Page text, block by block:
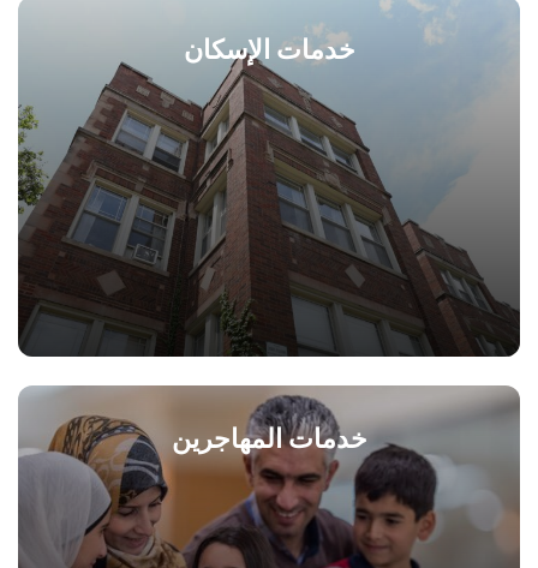
خدمات الإسكان
خدمات المهاجرين